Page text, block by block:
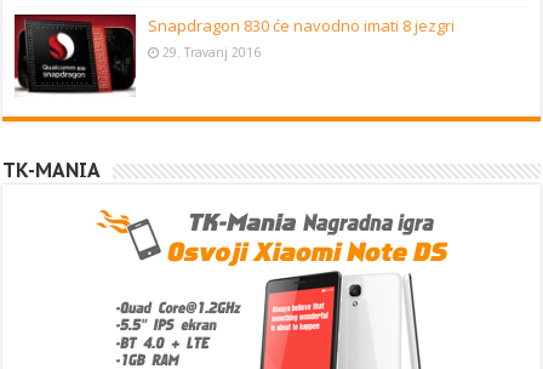
Snapdragon 830 će navodno imati 8 jezgri
29. Travanj 2016
TK-MANIA